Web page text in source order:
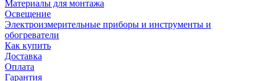
Материалы для монтажа
Освещение
Электроизмерительные приборы и инструменты и
обогреватели
Как купить
Доставка
Оплата
Гарантия